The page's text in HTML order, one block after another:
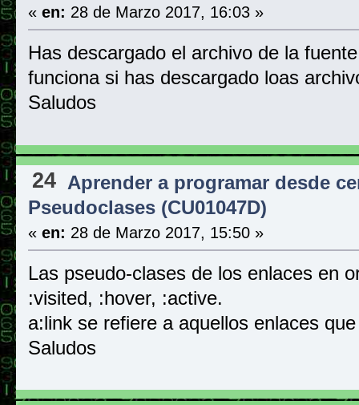
« en: 28 de Marzo 2017, 16:03 »
Has descargado el archivo de la
funciona si has descargado loas
Saludos
24 Aprender a programar desde
Pseudoclases (CU01047D)
« en: 28 de Marzo 2017, 15:50 »
Las pseudo-clases de los enlaces en
:visited, :hover, :active.
a:link se refiere a aquellos enlaces
Saludos